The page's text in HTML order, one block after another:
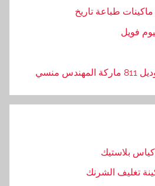
طباعة تاريخ
فويل
منسي
بلاستيك
تغليف الشرنك